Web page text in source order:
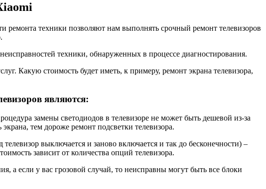
техники позволяют нам выполнять срочный ремонт телевизоров
техники, обнаруженных в процессе диагностирования.
Какую стоимость будет иметь, к примеру, ремонт экрана телевизора,
являются:
замены светодиодов в телевизоре не может быть дешевой из-за
тем дороже ремонт подсветки телевизора.
выключается и заново включается и так до бесконечности) –
зависит от количества опций телевизора.
а если у вас грозовой случай, то неисправны могут быть все блоки